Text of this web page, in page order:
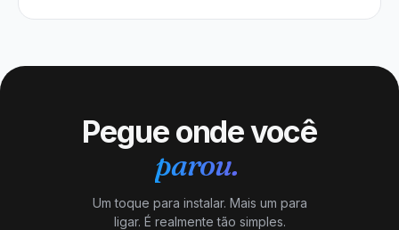
Pegue onde você
parou.
Um toque para instalar. Mais um para
ligar. É realmente tão simples.